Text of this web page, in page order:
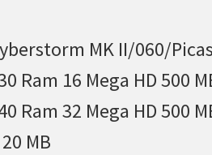
MK II/060/
Ram 16 Mega HD 500
Ram 32 Mega HD 500
MB